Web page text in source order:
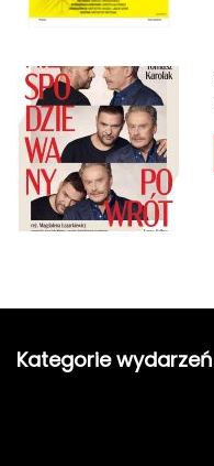
Kategorie wydarzeń